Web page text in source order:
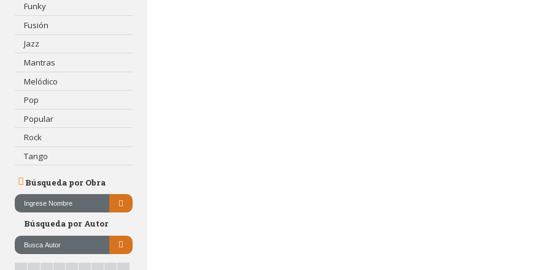
Funky
Fusión
Jazz
Mantras
Melódico
Pop
Popular
Rock
Tango
Búsqueda por Obra
Búsqueda por Autor